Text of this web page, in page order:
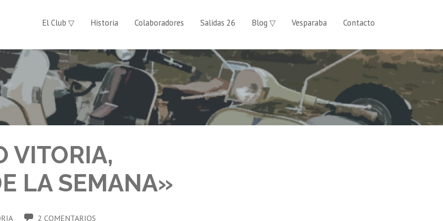
El Club ▽ Historia Colaboradores Salidas 26 Blog ▽ Vesparaba Contacto
VITORIA,
LA SEMANA»
2 COMENTARIOS